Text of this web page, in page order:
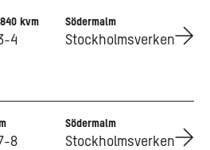
3-5
kvm
4
Södermalm
Stockholmsverken
31
8
Södermalm
Stockholmsverken